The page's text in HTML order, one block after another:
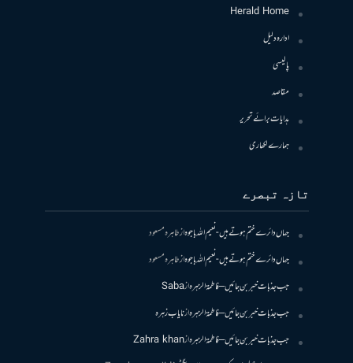
Herald Home
ادارہ دلیل
پالیسی
مقاصد
ہدایات برائے تحریر
ہمارے لکھاری
تازہ تبصرے
جہاں دائرے ختم ہوتے ہیں- نعیم اللہ باجوہازطاہرہ مسعود
جہاں دائرے ختم ہوتے ہیں- نعیم اللہ باجوہازطاہرہ مسعود
جب جذبات خبر بن جائیں – فاطمۃالزہرہازSaba
جب جذبات خبر بن جائیں – فاطمۃالزہرہازنایاب زہرہ
جب جذبات خبر بن جائیں – فاطمۃالزہرہازZahra khan